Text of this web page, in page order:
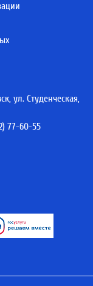
ул. Студенческая,
77-60-55